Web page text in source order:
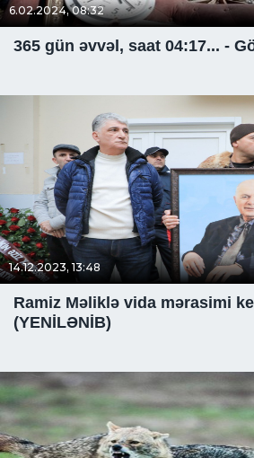
6.02.2024, 08:32
365 gün əvvəl, saat 04:17... -
14.12.2023, 13:48
Ramiz Məliklə vida mərasimi
(YENİLƏNİB)